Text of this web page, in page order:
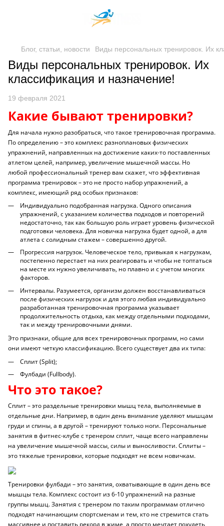
Блог, статьи, новости Виды персональных тренировок. Их
Виды персональных тренировок. Их
классификация и назначение!
19 февраля 2021
Какие бывают тренировки?
Для начала нужно разобраться, что такое тренировочная программа.
По определению – это комплекс разноплановых физических
упражнений, направленных на достижение каких-то поставленных
атлетом целей, например, увеличение мышечной массы. Но
любой профессиональный тренер вам скажет, что эффективная
программа тренировок – это не просто набор упражнений, а
комплекс, имеющий ряд особых признаков:
Индивидуально подобранная нагрузка. Одного описания
упражнений, с указанием количества подходов и повторений
недостаточно, так как большую роль играет уровень физической
подготовки человека. Для новичка нагрузка будет одной, а для
атлета с солидным стажем – совершенно другой.
Прогрессия нагрузок. Человеческое тело, привыкая к нагрузкам,
постепенно перестает на них реагировать и чтобы не топтаться
на месте их нужно увеличивать, но плавно и с учетом многих
факторов.
Интервалы. Разумеется, организм должен восстанавливаться
после физических нагрузок и для этого любая индивидуально
разработанная тренировочная программа указывает
продолжительность отдыха, как между отдельными подходами,
так и между тренировочными днями.
Это признаки, общие для всех тренировочных программ, но сами
они имеют четкую классификацию. Всего существует два их типа:
Сплит (Split);
Фулбади (Fullbody).
Что это такое?
Сплит– это раздельные тренировки мышц тела, выполняемые в
отдельные дни. Например, в один день внимание уделяют мышцам
груди и спины, а в другой – тренируют только ноги. Персональные
занятия в фитнес-клубе с тренером сплит, чаще всего направлены
на увеличение мышечной массы, силы и выносливости. Сплиты –
это тяжелые тренировки, которые подходят не всем новичкам.
Тренировки фулбади – это занятия, охватывающие в один день все
мышцы тела. Комплекс состоит из 6-10 упражнений на разные
группы мышц. Занятия с тренером по таким программам отлично
подходят начинающим спортсменам и тем, кто не стремится стать